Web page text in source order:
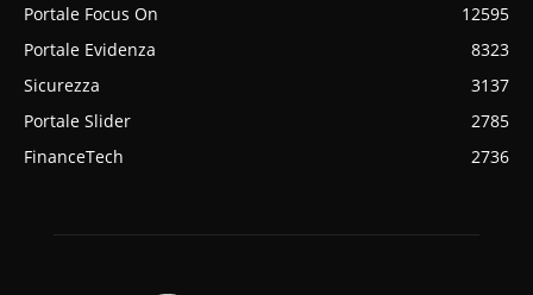
Portale Focus On
12595
Portale Evidenza
8323
Sicurezza
3137
Portale Slider
2785
FinanceTech
2736